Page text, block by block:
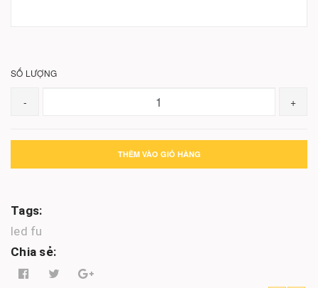
SỐ LƯỢNG
- +
THÊM VÀO GIỎ HÀNG
Tags:
led fu
Chia sẻ: